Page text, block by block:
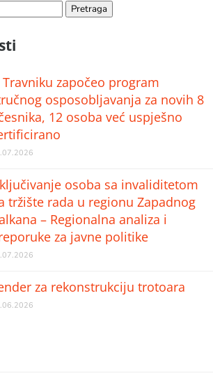
Travniku započeo program
osposobljavanja za novih 8
12 osoba već uspješno
osoba sa invaliditetom
tržište rada u regionu Zapadnog
– Regionalna analiza i
za javne politike
za rekonstrukciju trotoara